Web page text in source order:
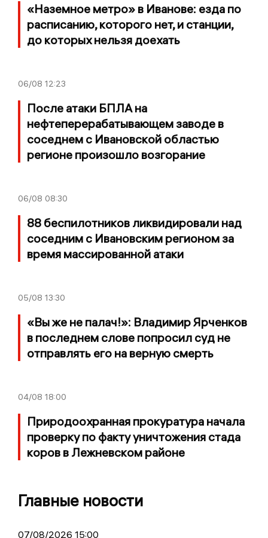
«Наземное метро» в Иванове: езда по
расписанию, которого нет, и станции,
до которых нельзя доехать
06/08 12:23
После атаки БПЛА на
нефтеперерабатывающем заводе в
соседнем с Ивановской областью
регионе произошло возгорание
06/08 08:30
88 беспилотников ликвидировали над
соседним с Ивановским регионом за
время массированной атаки
05/08 13:30
«Вы же не палач!»: Владимир Ярченков
в последнем слове попросил суд не
отправлять его на верную смерть
04/08 18:00
Природоохранная прокуратура начала
проверку по факту уничтожения стада
коров в Лежневском районе
Главные новости
07/08/2026 15:00